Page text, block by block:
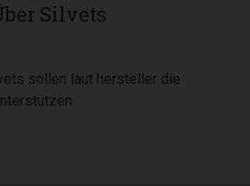
Silvets
sollen laut hersteller die